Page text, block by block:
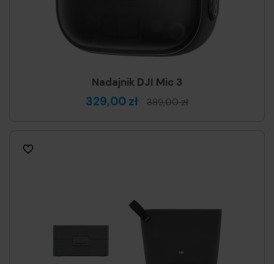
Nadajnik DJI Mic 3
329,00 zł 389,00 zł